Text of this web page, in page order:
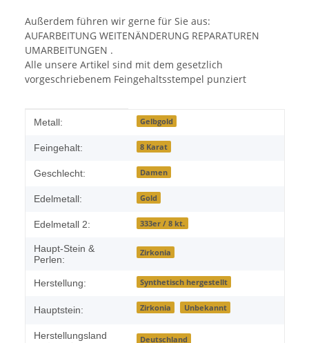
Außerdem führen wir gerne für Sie aus:
AUFARBEITUNG WEITENÄNDERUNG REPARATUREN
UMARBEITUNGEN .
Alle unsere Artikel sind mit dem gesetzlich
vorgeschriebenem Feingehaltsstempel punziert
Produkteigenschaft
Wert
Metall: Gelbgold
Feingehalt: 8 Karat
Geschlecht: Damen
Edelmetall: Gold
Edelmetall 2: 333er / 8 kt.
Haupt-Stein &
Perlen:
Zirkonia
Herstellung: Synthetisch hergestellt
Hauptstein: Zirkonia Unbekannt
Herstellungsland
Deutschland